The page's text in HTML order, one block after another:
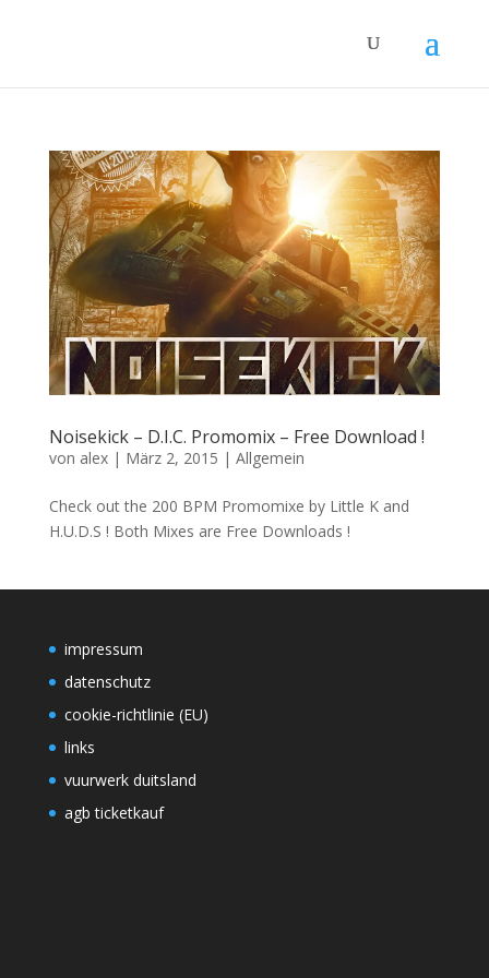
Noisekick – D.I.C. Promomix – Free Download !
von alex| März 2, 2015 | Allgemein
Check out the 200 BPM Promomixe by Little K and
H.U.D.S ! Both Mixes are Free Downloads !
impressum
datenschutz
cookie-richtlinie (EU)
links
vuurwerk duitsland
agb ticketkauf